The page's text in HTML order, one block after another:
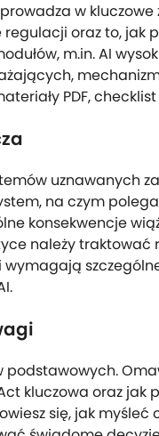
w kluczowe
oraz to, jak
m.in. AI
PDF,
uznawanych
na czym
konsekwencje
należy traktować
wymagają
podstawowych.
kluczowa oraz jak
się, jak myśleć